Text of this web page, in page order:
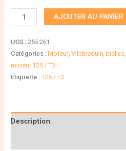
AJOUTER AU PANIER
UGS :255 261
Catégories :Moteur,Vilebrequin,
moteur T25 / T3
Étiquette :T25 / T3
Description